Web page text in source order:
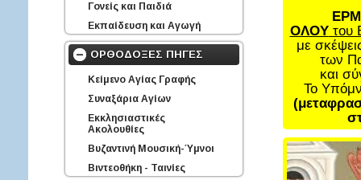
Γονείς και Παιδιά
Εκπαίδευση και Αγωγή
ΟΡΘΟΔΟΞΕΣ ΠΗΓΕΣ
Κείμενο Αγίας Γραφής
Συναξάρια Αγίων
Εκκλησιαστικές
Ακολουθίες
Βυζαντινή Μουσική-Ύμνοι
Βιντεοθήκη - Ταινίες
ΟΛΟΥτου
με
των
και
Το